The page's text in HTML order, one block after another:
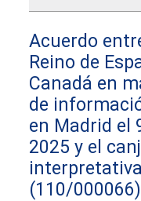
Acuerdo
Reino de
Canadá en
de
en Madrid el
2025 y el
(110/000066)